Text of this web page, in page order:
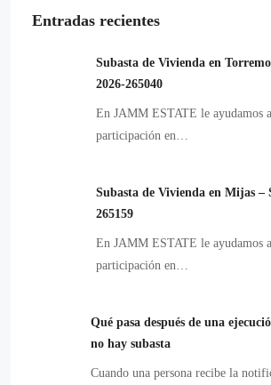
Entradas recientes
Subasta de Vivienda en
2026-265040
En JAMM ESTATE le ayudamos
participación en…
Subasta de Vivienda en Mijas –
265159
En JAMM ESTATE le ayudamos
participación en…
Qué pasa después de una
no hay subasta
Cuando una persona recibe la